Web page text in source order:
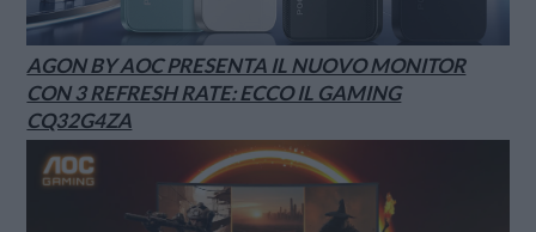
AGON BY AOC PRESENTA IL NUOVO MONITOR
CON 3 REFRESH RATE: ECCO IL GAMING
CQ32G4ZA